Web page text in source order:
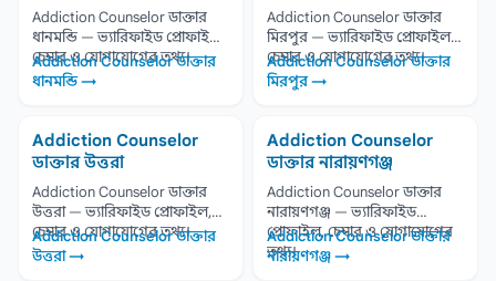
Addiction Counselor ডাক্তার
ধানমন্ডি — ভ্যারিফাইড প্রোফাইল,
চেম্বার ও যোগাযোগের তথ্য।
Addiction Counselor ডাক্তার
ধানমন্ডি →
Addiction Counselor ডাক্তার
মিরপুর — ভ্যারিফাইড প্রোফাইল,
চেম্বার ও যোগাযোগের তথ্য।
Addiction Counselor ডাক্তার
মিরপুর →
Addiction Counselor
ডাক্তার উত্তরা
Addiction Counselor ডাক্তার
উত্তরা — ভ্যারিফাইড প্রোফাইল,
চেম্বার ও যোগাযোগের তথ্য।
Addiction Counselor ডাক্তার
উত্তরা →
Addiction Counselor
ডাক্তার নারায়ণগঞ্জ
Addiction Counselor ডাক্তার
নারায়ণগঞ্জ — ভ্যারিফাইড
প্রোফাইল, চেম্বার ও যোগাযোগের
তথ্য।
Addiction Counselor ডাক্তার
নারায়ণগঞ্জ →